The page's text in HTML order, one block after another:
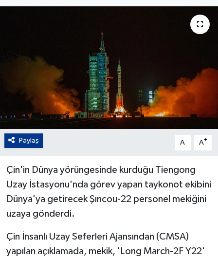
Paylaş A- A+
Çin'in Dünya yörüngesinde kurduğu Tiengong
Uzay İstasyonu'nda görev yapan taykonot ekibini
Dünya'ya getirecek Şıncou-22 personel mekiğini
uzaya gönderdi.
Çin İnsanlı Uzay Seferleri Ajansından (CMSA)
yapılan açıklamada, mekik, 'Long March-2F Y22'